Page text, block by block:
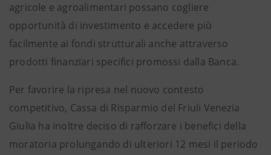
agricole e agroalimentari possano cogliere
opportunità di investimento e accedere più
facilmente ai fondi strutturali anche attraverso
prodotti finanziari specifici promossi dalla Banca.
Per favorire la ripresa nel nuovo contesto
competitivo, Cassa di Risparmio del Friuli Venezia
Giulia ha inoltre deciso di rafforzare i benefici della
moratoria prolungando di ulteriori 12 mesi il periodo